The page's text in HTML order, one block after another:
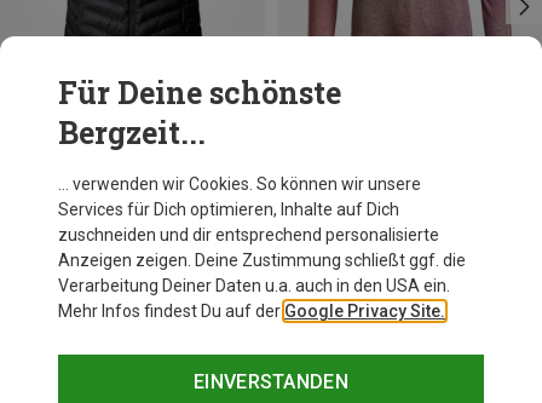
Du sparst 17%
Für Deine schönste
Bergzeit...
… verwenden wir Cookies. So können wir unsere
Services für Dich optimieren, Inhalte auf Dich
zuschneiden und dir entsprechend personalisierte
Anzeigen zeigen. Deine Zustimmung schließt ggf. die
Verarbeitung Deiner Daten u.a. auch in den USA ein.
Mehr Infos findest Du auf der Google Privacy Site.
EINVERSTANDEN